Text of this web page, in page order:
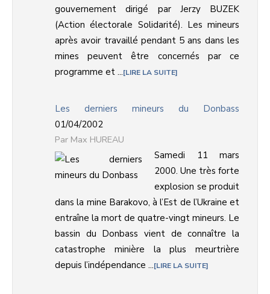
gouvernement dirigé par Jerzy BUZEK
(Action électorale Solidarité). Les mineurs
après avoir travaillé pendant 5 ans dans les
mines peuvent être concernés par ce
programme et ... LIRE LA SUITE
Les derniers mineurs du Donbass
01/04/2002
Max HUREAU
Samedi 11 mars
2000. Une très forte
explosion se produit
dans la mine Barakovo, à l’Est de l’Ukraine et
entraîne la mort de quatre-vingt mineurs. Le
bassin du Donbass vient de connaître la
catastrophe minière la plus meurtrière
depuis l’indépendance ... LIRE LA SUITE